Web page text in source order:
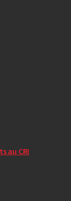
au CRI